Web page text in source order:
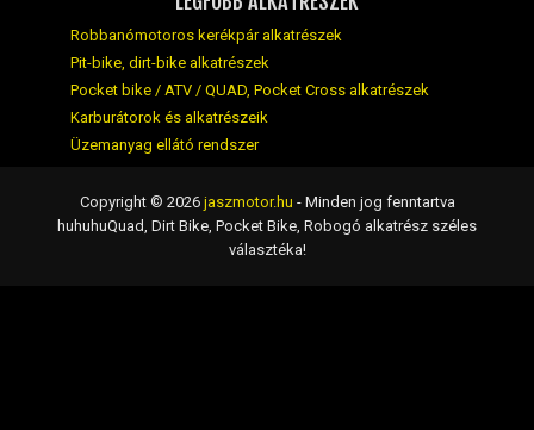
Robbanómotoros kerékpár alkatrészek
Pit-bike, dirt-bike alkatrészek
Pocket bike / ATV / QUAD, Pocket Cross alkatrészek
Karburátorok és alkatrészeik
Üzemanyag ellátó rendszer
Copyright © 2026 jaszmotor.hu - Minden jog fenntartva
huhuhuQuad, Dirt Bike, Pocket Bike, Robogó alkatrész széles
választéka!